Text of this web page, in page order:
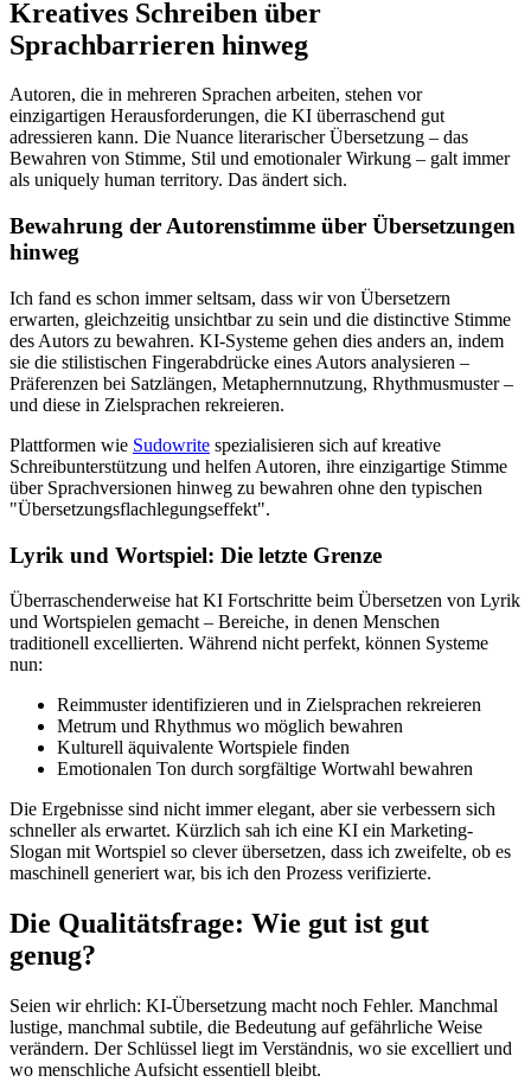
Kreatives Schreiben über
Sprachbarrieren hinweg
Autoren, die in mehreren Sprachen arbeiten, stehen vor
einzigartigen Herausforderungen, die KI überraschend gut
adressieren kann. Die Nuance literarischer Übersetzung – das
Bewahren von Stimme, Stil und emotionaler Wirkung – galt immer
als uniquely human territory. Das ändert sich.
Bewahrung der Autorenstimme über Übersetzungen
hinweg
Ich fand es schon immer seltsam, dass wir von Übersetzern
erwarten, gleichzeitig unsichtbar zu sein und die distinctive Stimme
des Autors zu bewahren. KI-Systeme gehen dies anders an, indem
sie die stilistischen Fingerabdrücke eines Autors analysieren –
Präferenzen bei Satzlängen, Metaphernnutzung, Rhythmusmuster –
und diese in Zielsprachen rekreieren.
Plattformen wie Sudowrite spezialisieren sich auf kreative
Schreibunterstützung und helfen Autoren, ihre einzigartige Stimme
über Sprachversionen hinweg zu bewahren ohne den typischen
"Übersetzungsflachlegungseffekt".
Lyrik und Wortspiel: Die letzte Grenze
Überraschenderweise hat KI Fortschritte beim Übersetzen von Lyrik
und Wortspielen gemacht – Bereiche, in denen Menschen
traditionell excellierten. Während nicht perfekt, können Systeme
nun:
Reimmuster identifizieren und in Zielsprachen rekreieren
Metrum und Rhythmus wo möglich bewahren
Kulturell äquivalente Wortspiele finden
Emotionalen Ton durch sorgfältige Wortwahl bewahren
Die Ergebnisse sind nicht immer elegant, aber sie verbessern sich
schneller als erwartet. Kürzlich sah ich eine KI ein Marketing-
Slogan mit Wortspiel so clever übersetzen, dass ich zweifelte, ob es
maschinell generiert war, bis ich den Prozess verifizierte.
Die Qualitätsfrage: Wie gut ist gut
genug?
Seien wir ehrlich: KI-Übersetzung macht noch Fehler. Manchmal
lustige, manchmal subtile, die Bedeutung auf gefährliche Weise
verändern. Der Schlüssel liegt im Verständnis, wo sie excelliert und
wo menschliche Aufsicht essentiell bleibt.